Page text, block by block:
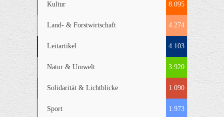
Kultur 8.095
Land- & Forstwirtschaft 4.274
Leitartikel 4.103
Natur & Umwelt 3.920
Solidarität & Lichtblicke 1.090
Sport 1.973